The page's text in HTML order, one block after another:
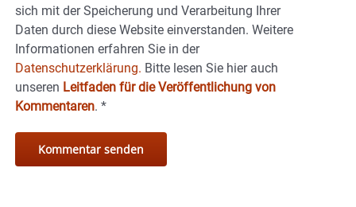
sich mit der Speicherung und Verarbeitung Ihrer
Daten durch diese Website einverstanden. Weitere
Informationen erfahren Sie in der
Datenschutzerklärung. Bitte lesen Sie hier auch
unseren Leitfaden für die Veröffentlichung von
Kommentaren. *